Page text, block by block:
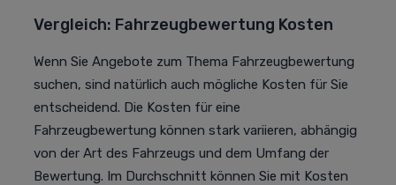
Vergleich: Fahrzeugbewertung Kosten
Wenn Sie Angebote zum Thema Fahrzeugbewertung
suchen, sind natürlich auch mögliche Kosten für Sie
entscheidend. Die Kosten für eine
Fahrzeugbewertung können stark variieren, abhängig
von der Art des Fahrzeugs und dem Umfang der
Bewertung. Im Durchschnitt können Sie mit Kosten